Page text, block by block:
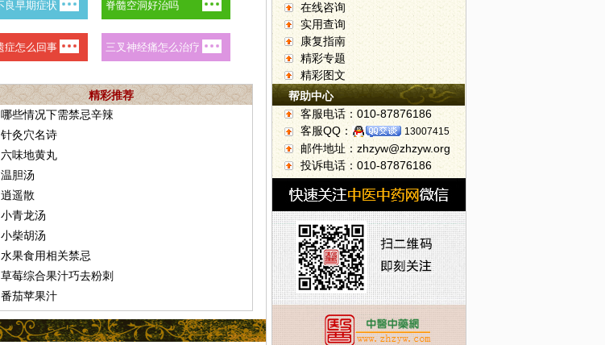
精彩推荐
哪些情况下需禁忌辛辣
针灸穴名诗
六味地黄丸
温胆汤
逍遥散
小青龙汤
小柴胡汤
水果食用相关禁忌
草莓综合果汁巧去粉刺
番茄苹果汁
在线咨询
实用查询
康复指南
精彩专题
精彩图文
帮助中心
客服电话：010-87876186
客服QQ：
13007415
邮件地址：zhzyw@zhzyw.org
投诉电话：010-87876186